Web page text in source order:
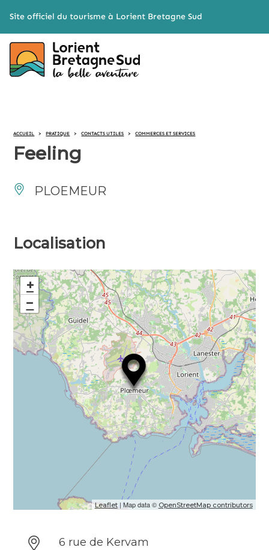
Site officiel du tourisme à Lorient Bretagne Sud
ACCUEIL > PRATIQUE > CONTACTS UTILES > COMMERCES ET SERVICES
Feeling
PLOEMEUR
Localisation
+
−
Leaflet| Map data © OpenStreetMap contributors
6 rue de Kervam